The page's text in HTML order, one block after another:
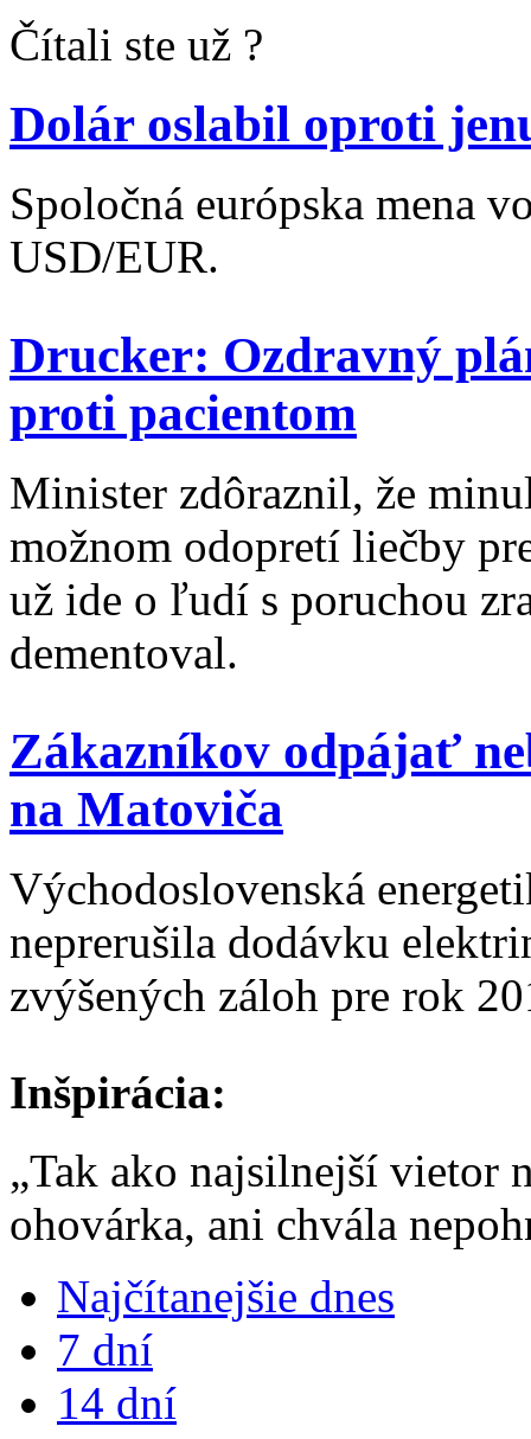
Čítali ste už ?
Dolár oslabil oproti
Spoločná európska mena
USD/EUR.
Drucker: Ozdravný
proti pacientom
Minister zdôraznil, že
možnom odopretí liečby
už ide o ľudí s poruchou
dementoval.
Zákazníkov odpájať
na Matoviča
Východoslovenská
neprerušila dodávku
zvýšených záloh pre rok
Inšpirácia:
„Tak ako najsilnejší vietor
ohovárka, ani chvála
Najčítanejšie dnes
7 dní
14 dní